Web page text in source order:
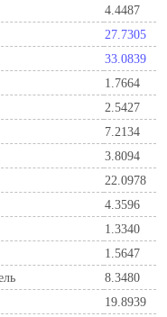
4.4487
27.7305
33.0839
1.7664
2.5427
7.2134
3.8094
22.0978
4.3596
1.3340
1.5647
8.3480
19.8939